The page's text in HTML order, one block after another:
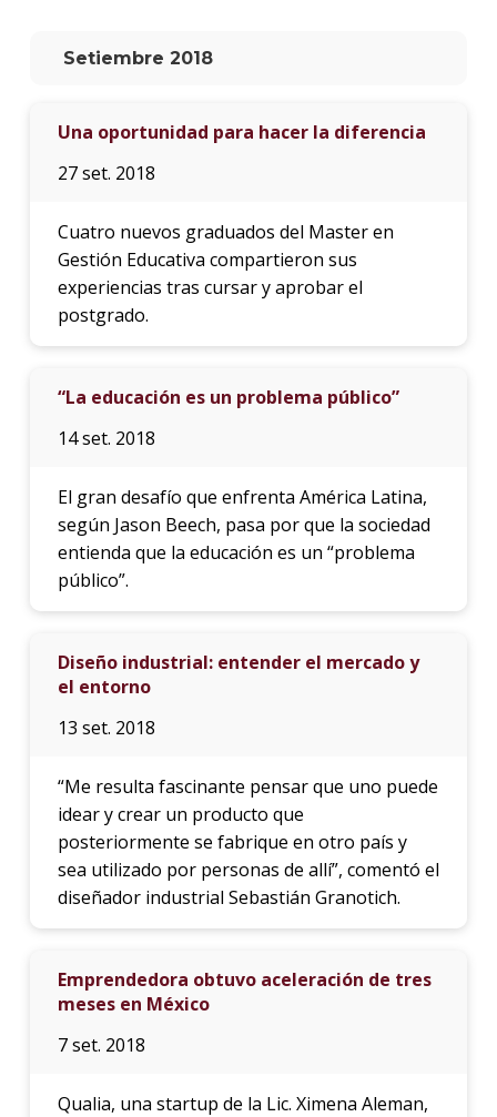
Setiembre 2018
Una oportunidad para hacer la diferencia
27 set. 2018
Cuatro nuevos graduados del Master en
Gestión Educativa compartieron sus
experiencias tras cursar y aprobar el
postgrado.
“La educación es un problema público”
14 set. 2018
El gran desafío que enfrenta América Latina,
según Jason Beech, pasa por que la sociedad
entienda que la educación es un “problema
público”.
Diseño industrial: entender el mercado y
el entorno
13 set. 2018
“Me resulta fascinante pensar que uno puede
idear y crear un producto que
posteriormente se fabrique en otro país y
sea utilizado por personas de allí”, comentó el
diseñador industrial Sebastián Granotich.
Emprendedora obtuvo aceleración de tres
meses en México
7 set. 2018
Qualia, una startup de la Lic. Ximena Aleman,